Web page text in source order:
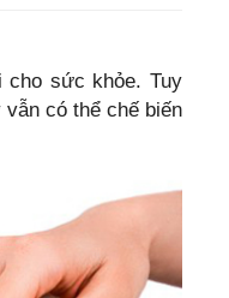
cho sức khỏe. Tuy
có thể chế biến